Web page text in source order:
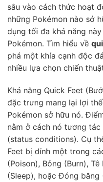
sâu vào cách thức hoạt
những Pokémon nào sở
dụng tối đa khả năng
Pokémon. Tìm hiểu về
phá một khía cạnh độc
nhiều lựa chọn chiến
Khả năng Quick Feet
đặc trưng mang lại lợi
Pokémon sở hữu nó.
nằm ở cách nó tương
(status conditions). Cụ
Feet bị dính một trong
(Poison), Bỏng (Burn),
(Sleep), hoặc Đóng